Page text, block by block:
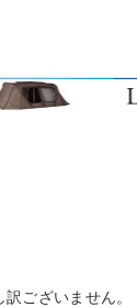
訳ございません。